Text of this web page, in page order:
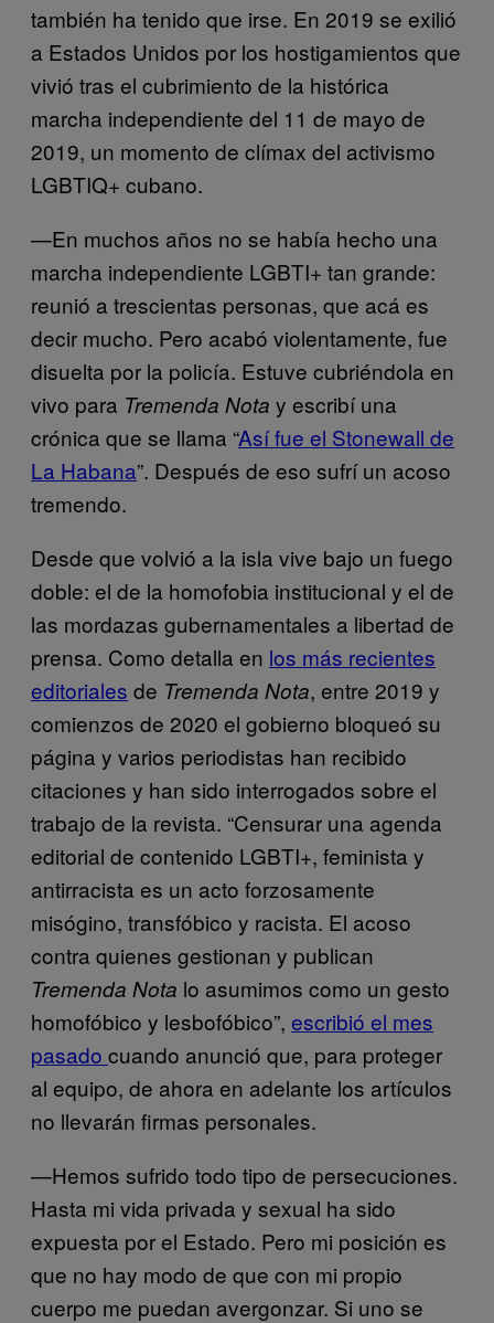
también ha tenido que irse. En 2019 se exilió
a Estados Unidos por los hostigamientos que
vivió tras el cubrimiento de la histórica
marcha independiente del 11 de mayo de
2019, un momento de clímax del activismo
LGBTIQ+ cubano.
—En muchos años no se había hecho una
marcha independiente LGBTI+ tan grande:
reunió a trescientas personas, que acá es
decir mucho. Pero acabó violentamente, fue
disuelta por la policía. Estuve cubriéndola en
vivo para Tremenda Nota y escribí una
crónica que se llama “Así fue el Stonewall de
La Habana”. Después de eso sufrí un acoso
tremendo.
Desde que volvió a la isla vive bajo un fuego
doble: el de la homofobia institucional y el de
las mordazas gubernamentales a libertad de
prensa. Como detalla en los más recientes
editoriales de Tremenda Nota, entre 2019 y
comienzos de 2020 el gobierno bloqueó su
página y varios periodistas han recibido
citaciones y han sido interrogados sobre el
trabajo de la revista. “Censurar una agenda
editorial de contenido LGBTI+, feminista y
antirracista es un acto forzosamente
misógino, transfóbico y racista. El acoso
contra quienes gestionan y publican
Tremenda Nota lo asumimos como un gesto
homofóbico y lesbofóbico”, escribió el mes
pasado cuando anunció que, para proteger
al equipo, de ahora en adelante los artículos
no llevarán firmas personales.
—Hemos sufrido todo tipo de persecuciones.
Hasta mi vida privada y sexual ha sido
expuesta por el Estado. Pero mi posición es
que no hay modo de que con mi propio
cuerpo me puedan avergonzar. Si uno se